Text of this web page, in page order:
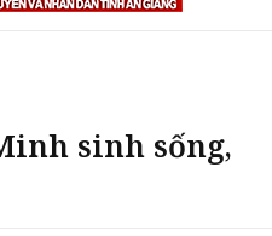
sinh sống,